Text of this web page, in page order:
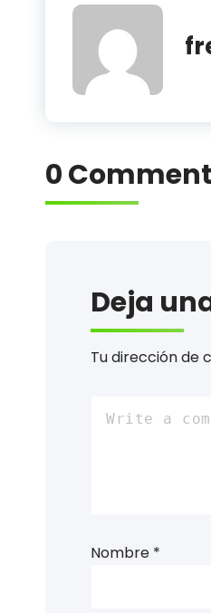
0
Deja
Tu dirección de
Nombre *